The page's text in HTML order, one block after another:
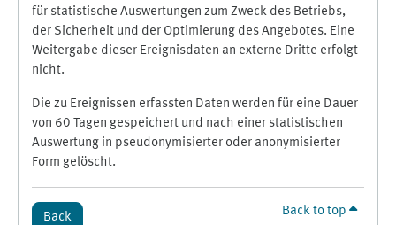
für statistische Auswertungen zum Zweck des Betriebs,
der Sicherheit und der Optimierung des Angebotes. Eine
Weitergabe dieser Ereignisdaten an externe Dritte erfolgt
nicht.
Die zu Ereignissen erfassten Daten werden für eine Dauer
von 60 Tagen gespeichert und nach einer statistischen
Auswertung in pseudonymisierter oder anonymisierter
Form gelöscht.
Back Back to top